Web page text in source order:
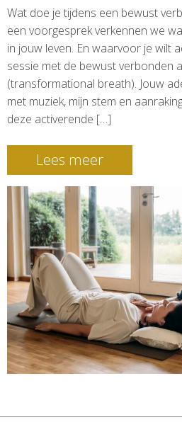
Wat doe je tijdens een bewust
een voorgesprek verkennen we
in jouw leven. En waarvoor je wilt
sessie met de bewust verbonden
(transformational breath). Jouw
met muziek, mijn stem en
deze activerende […]
Lees meer